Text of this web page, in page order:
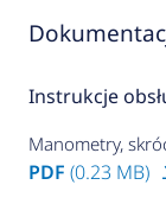
Instrukcje
Manometry,
PDF (0.23 MB)